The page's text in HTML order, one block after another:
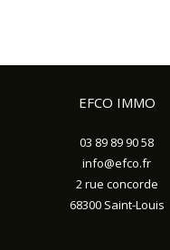
EFCO IMMO
03 89 89 90 58
info@efco.fr
2 rue concorde
68300
Saint-Louis